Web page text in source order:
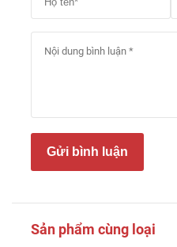
Gửi bình luận
Sản phẩm cùng loại